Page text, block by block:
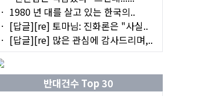
1980 년 대를 살고 있는 한국의..
[답글][re] 토마님: 진화론은 "사실..
[답글][re] 많은 관심에 감사드리며,..
반대건수 Top 30